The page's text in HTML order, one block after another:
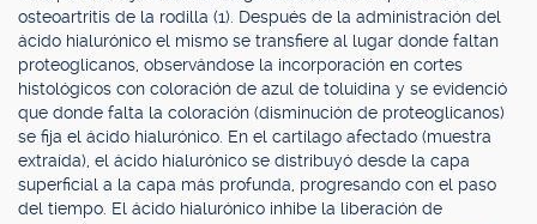
osteoartritis de la rodilla (1). Después de la administración del
ácido hialurónico el mismo se transfiere al lugar donde faltan
proteoglicanos, observándose la incorporación en cortes
histológicos con coloración de azul de toluidina y se evidenció
que donde falta la coloración (disminución de proteoglicanos)
se fija el ácido hialurónico. En el cartílago afectado (muestra
extraída), el ácido hialurónico se distribuyó desde la capa
superficial a la capa más profunda, progresando con el paso
del tiempo. El ácido hialurónico inhibe la liberación de